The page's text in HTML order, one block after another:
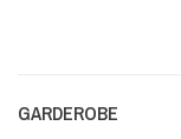
GARDEROBE